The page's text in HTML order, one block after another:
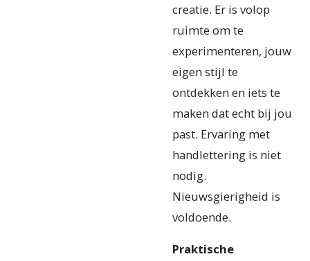
creatie. Er is volop
ruimte om te
experimenteren, jouw
eigen stijl te
ontdekken en iets te
maken dat echt bij jou
past. Ervaring met
handlettering is niet
nodig.
Nieuwsgierigheid is
voldoende.
Praktische